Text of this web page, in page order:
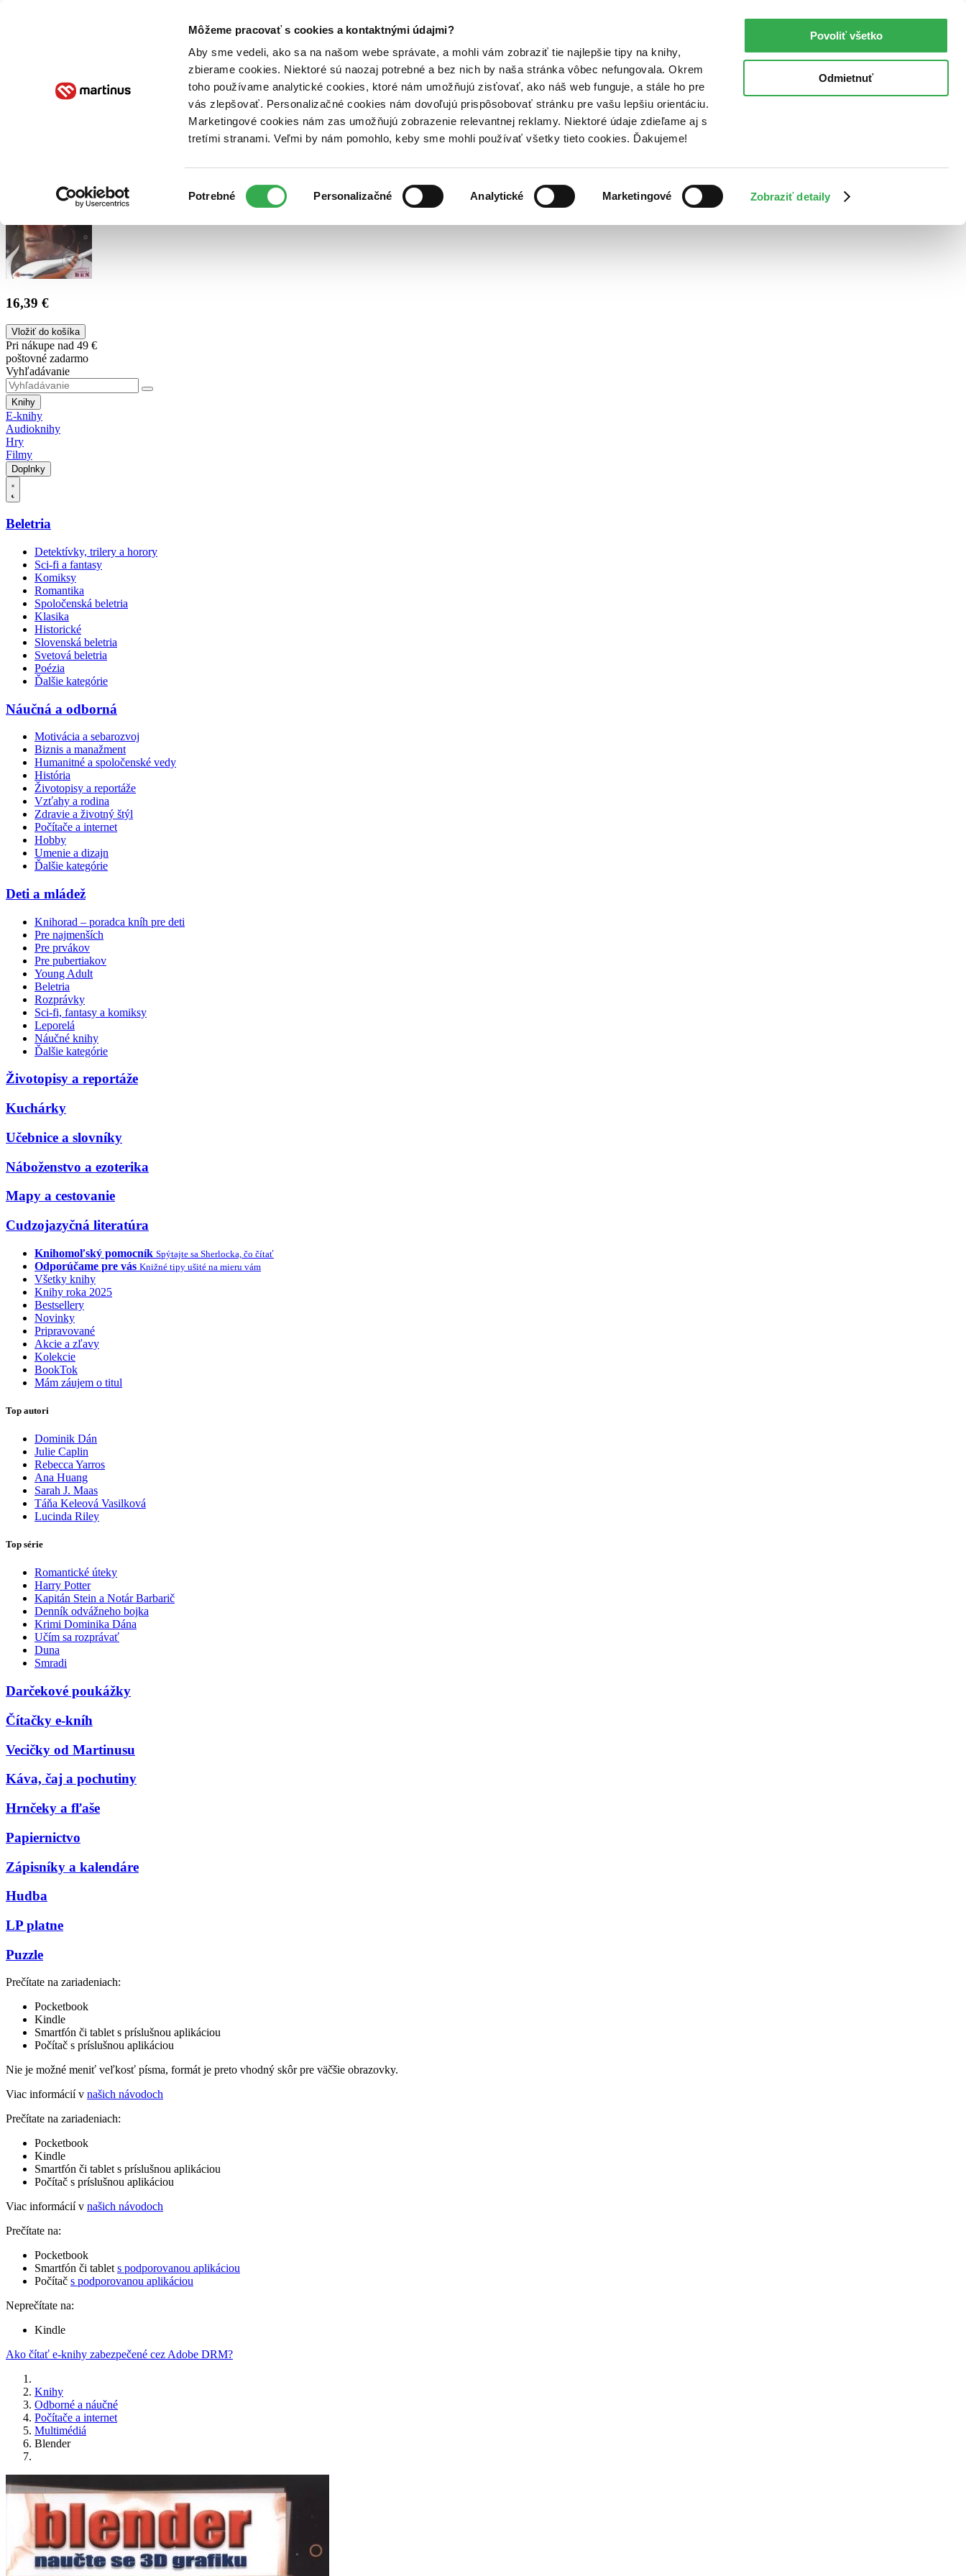
Môžeme pracovať s cookies a kontaktnými údajmi?
Aby sme vedeli, ako sa na našom webe správate, a mohli vám zobraziť tie najlepšie tipy na knihy,
zbierame cookies. Niektoré sú naozaj potrebné a bez nich by naša stránka vôbec nefungovala. Okrem
toho používame analytické cookies, ktoré nám umožňujú zisťovať, ako náš web funguje, a stále ho pre
vás zlepšovať. Personalizačné cookies nám dovoľujú prispôsobovať stránku pre vašu lepšiu orientáciu.
Marketingové cookies nám zas umožňujú zobrazenie relevantnej reklamy. Niektoré údaje zdieľame aj s
tretími stranami. Veľmi by nám pomohlo, keby sme mohli používať všetky tieto cookies. Ďakujeme!
súhlasu
Potrebné Personalizačné Analytické Marketingové Zobraziť detaily
Povoliť všetko
Odmietnuť
Poukážky Kontakt
16,39 €
Vložiť do košíka
Pri nákupe nad 49 €
poštovné zadarmo
Vyhľadávanie
Knihy
E-knihy
Audioknihy
Hry
Filmy
Doplnky
Beletria
Detektívky, trilery a horory
Sci-fi a fantasy
Komiksy
Romantika
Spoločenská beletria
Klasika
Historické
Slovenská beletria
Svetová beletria
Poézia
Ďalšie kategórie
Náučná a odborná
Motivácia a sebarozvoj
Biznis a manažment
Humanitné a spoločenské vedy
História
Životopisy a reportáže
Vzťahy a rodina
Zdravie a životný štýl
Počítače a internet
Hobby
Umenie a dizajn
Ďalšie kategórie
Deti a mládež
Knihorad – poradca kníh pre deti
Pre najmenších
Pre prvákov
Pre pubertiakov
Young Adult
Beletria
Rozprávky
Sci-fi, fantasy a komiksy
Leporelá
Náučné knihy
Ďalšie kategórie
Životopisy a reportáže
Kuchárky
Učebnice a slovníky
Náboženstvo a ezoterika
Mapy a cestovanie
Cudzojazyčná literatúra
Knihomoľský pomocník Spýtajte sa Sherlocka, čo čítať
Odporúčame pre vás Knižné tipy ušité na mieru vám
Všetky knihy
Knihy roka 2025
Bestsellery
Novinky
Pripravované
Akcie a zľavy
Kolekcie
BookTok
Mám záujem o titul
Top autori
Dominik Dán
Julie Caplin
Rebecca Yarros
Ana Huang
Sarah J. Maas
Táňa Keleová Vasilková
Lucinda Riley
Top série
Romantické úteky
Harry Potter
Kapitán Stein a Notár Barbarič
Denník odvážneho bojka
Krimi Dominika Dána
Učím sa rozprávať
Duna
Smradi
Darčekové poukážky
Čítačky e-kníh
Vecičky od Martinusu
Káva, čaj a pochutiny
Hrnčeky a fľaše
Papiernictvo
Zápisníky a kalendáre
Hudba
LP platne
Puzzle
Prečítate na zariadeniach:
Pocketbook
Kindle
Smartfón či tablet s príslušnou aplikáciou
Počítač s príslušnou aplikáciou
Nie je možné meniť veľkosť písma, formát je preto vhodný skôr pre väčšie obrazovky.
Viac informácií v našich návodoch
Prečítate na zariadeniach:
Pocketbook
Kindle
Smartfón či tablet s príslušnou aplikáciou
Počítač s príslušnou aplikáciou
Viac informácií v našich návodoch
Prečítate na:
Pocketbook
Smartfón či tablet s podporovanou aplikáciou
Počítač s podporovanou aplikáciou
Neprečítate na:
Kindle
Ako čítať e-knihy zabezpečené cez Adobe DRM?
Knihy
Odborné a náučné
Počítače a internet
Multimédiá
Blender